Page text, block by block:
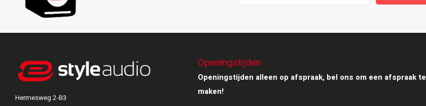
Hermesweg 2-B3
Openingstijden
Openingstijden alleen op afspraak, bel ons om een afspraak te
maken!